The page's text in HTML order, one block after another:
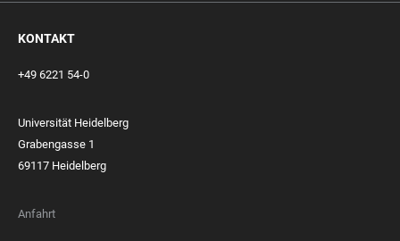
KONTAKT
+49 6221 54-0
Universität Heidelberg
Grabengasse 1
69117 Heidelberg
Anfahrt